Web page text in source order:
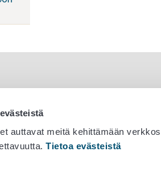
auttavat meitä kehittämään
Tietoa evästeistä